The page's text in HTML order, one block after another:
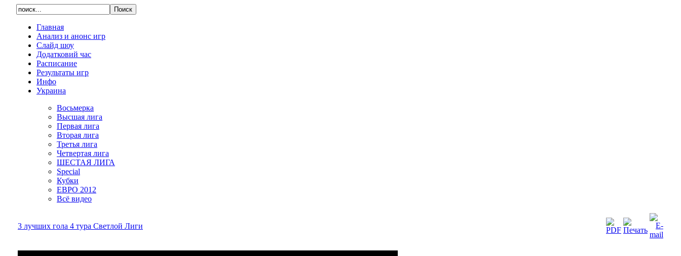
Главная
Анализ и анонс игр
Слайд шоу
Додатковий час
Расписание
Результаты игр
Инфо
Украина
Восьмерка
Высшая лига
Первая лига
Вторая лига
Третья лига
Четвертая лига
ШЕСТАЯ ЛИГА
Special
Кубки
ЕВРО 2012
Всё видео
3 лучших гола 4 тура Светлой Лиги